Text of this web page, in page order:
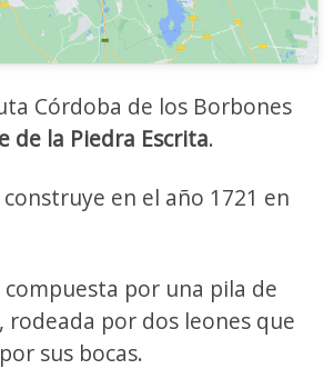
Córdoba de los Borbones
de la Piedra Escrita.
en el año 1721 en
por una pila de
rodeada por dos leones que
sus bocas.